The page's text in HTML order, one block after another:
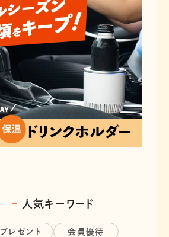
人気キーワード
プレゼント 会員優待